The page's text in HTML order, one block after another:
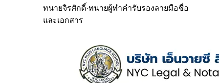
ทนายจิรศักดิ์·ทนายผู้ทำคำรับรองลายมือชื่อ
และเอกสาร